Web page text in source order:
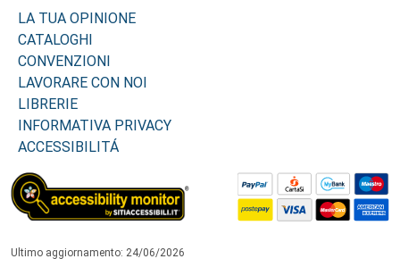
LA TUA OPINIONE
CATALOGHI
CONVENZIONI
LAVORARE CON NOI
LIBRERIE
INFORMATIVA PRIVACY
ACCESSIBILITÁ
Ultimo aggiornamento: 24/06/2026